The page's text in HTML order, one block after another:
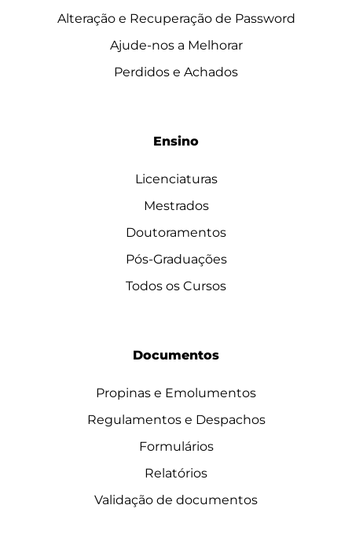
Alteração e Recuperação de Password
Ajude-nos a Melhorar
Perdidos e Achados
Ensino
Licenciaturas
Mestrados
Doutoramentos
Pós-Graduações
Todos os Cursos
Documentos
Propinas e Emolumentos
Regulamentos e Despachos
Formulários
Relatórios
Validação de documentos